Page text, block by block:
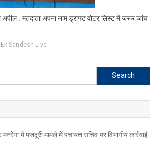
: मतदाता अपना नाम ड्राफ्ट वोटर लिस्ट में जरूर जांच
Ek Sandesh Live
Search
for:
में मजदूरी मामले में पंचायत सचिव पर विभागीय कार्रवाई